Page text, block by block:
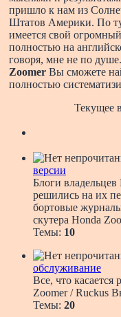
пришло к нам из
Штатов Америки. По ту
имеется свой огромный
полностью на
говоря, мне не по
Zoomer Вы сможете
полностью
Текущее
версии
Блоги
решились на их
бортовые
скутера Honda
Темы: 10
обслуживание
Все, что
Zoomer / Ruckus
Темы: 20